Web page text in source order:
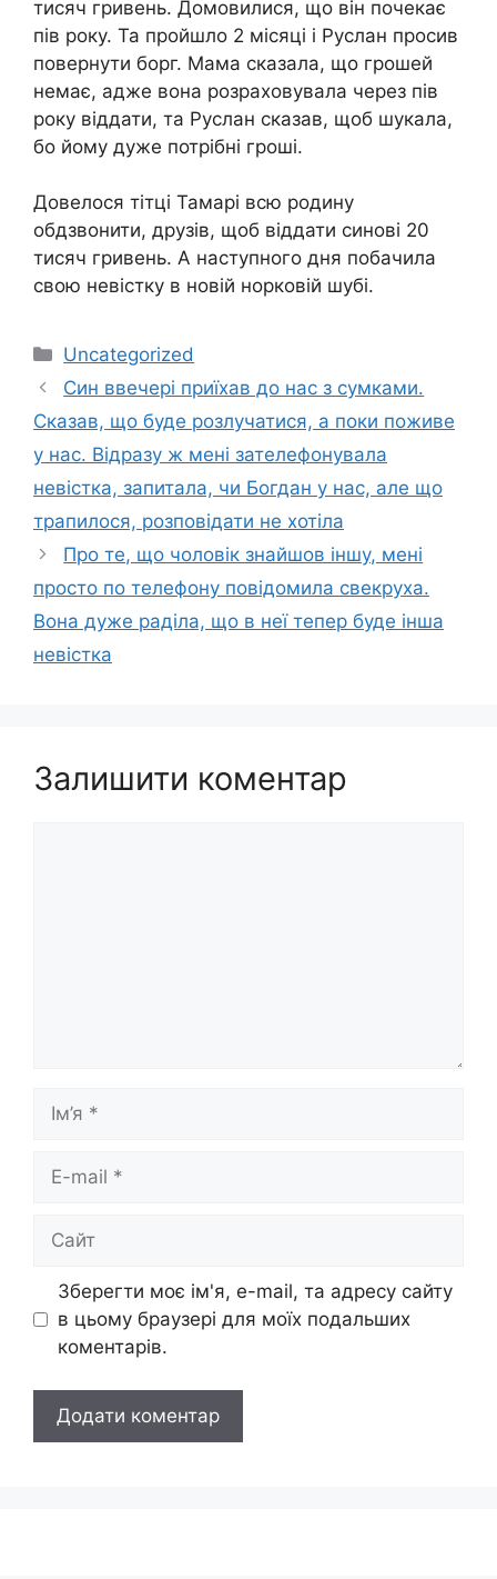
тисяч гривень. Домовилися, що він почекає
пів року. Та пройшло 2 місяці і Руслан просив
повернути борг. Мама сказала, що грошей
немає, адже вона розраховувала через пів
року віддати, та Руслан сказав, щоб шукала,
бо йому дуже потрібні гроші.
Довелося тітці Тамарі всю родину
обдзвонити, друзів, щоб віддати синові 20
тисяч гривень. А наступного дня побачила
свою невістку в новій норковій шубі.
Категорії
Uncategorized
Син ввечері приїхав до нас з сумками.
Сказав, що буде розлучатися, а поки поживе
у нас. Відразу ж мені зателефонувала
невістка, запитала, чи Богдан у нас, але що
трапилося, розповідати не хотіла
Про те, що чоловік знайшов іншу, мені
просто по телефону повідомила свекруха.
Вона дуже раділа, що в неї тепер буде інша
невістка
Залишити коментар
Ім’я
Сайт
Зберегти моє ім'я, e-mail, та адресу сайту
в цьому браузері для моїх подальших
коментарів.